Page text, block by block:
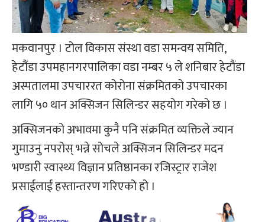
मकवानपुर । टोल विकास संस्था वडा समन्वय समिति,
हेटौंडा उपमहानगरपालिका वडा नम्बर ५ ले शनिबार हेटौंडा
अस्पतालमा उपचाररत कोरोना संक्रमितको उपचारका
लागि ५० थान अक्सिजन सिलिन्डर सहयोग गरेको छ ।
अक्सिजनको अभावमा कुनै पनि संक्रमित व्यक्तिले ज्यान
गुमाउनु नपरोस् भन्ने सोचले अक्सिजन सिलिन्डर मदन
भण्डारी स्वास्थ्य विज्ञान प्रतिष्ठानका रजिस्ट्रार राजेश
प्रसाईलाई हस्तान्तरण गरिएको हो ।